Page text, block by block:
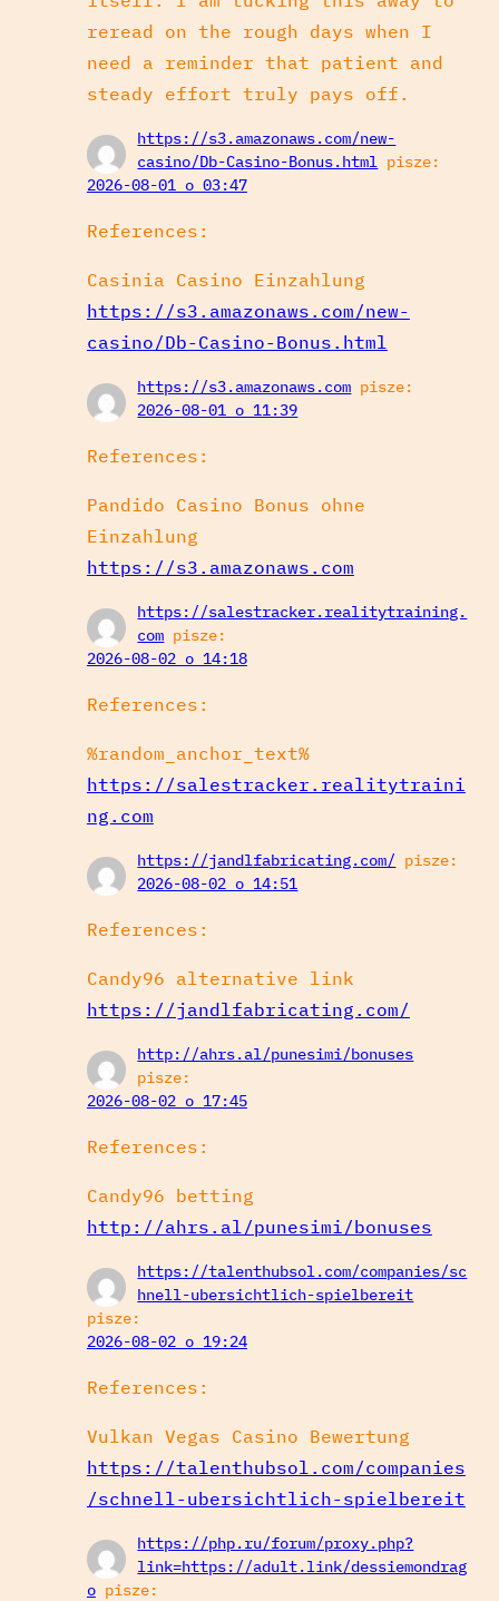
reread on the rough days when I
need a reminder that patient and
steady effort truly pays off.
https://s3.amazonaws.com/new-
casino/Db-Casino-Bonus.html pisze:
2026-08-01 o 03:47
References:
Casinia Casino Einzahlung
https://s3.amazonaws.com/new-
casino/Db-Casino-Bonus.html
https://s3.amazonaws.com pisze:
2026-08-01 o 11:39
References:
Pandido Casino Bonus ohne
Einzahlung
https://s3.amazonaws.com
https://salestracker.realitytraining.
com pisze:
2026-08-02 o 14:18
References:
%random_anchor_text%
https://salestracker.realitytraini
ng.com
https://jandlfabricating.com/ pisze:
2026-08-02 o 14:51
References:
Candy96 alternative link
https://jandlfabricating.com/
http://ahrs.al/punesimi/bonuses
pisze:
2026-08-02 o 17:45
References:
Candy96 betting
http://ahrs.al/punesimi/bonuses
https://talenthubsol.com/companies/sc
hnell-ubersichtlich-spielbereit
pisze:
2026-08-02 o 19:24
References:
Vulkan Vegas Casino Bewertung
https://talenthubsol.com/companies
/schnell-ubersichtlich-spielbereit
https://php.ru/forum/proxy.php?
link=https://adult.link/dessiemondrag
o pisze: